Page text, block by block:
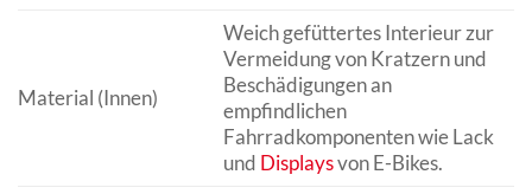
Material (Innen)
Weich gefüttertes Interieur zur
Vermeidung von Kratzern und
Beschädigungen an
empfindlichen
Fahrradkomponenten wie Lack
und Displaysvon E-Bikes.